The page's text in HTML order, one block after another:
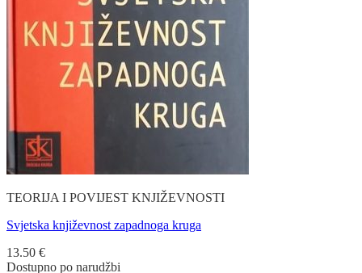
TEORIJA I POVIJEST KNJIŽEVNOSTI
Svjetska književnost zapadnoga kruga
13.50 €
Dostupno po narudžbi